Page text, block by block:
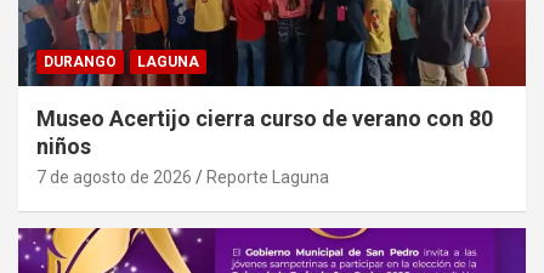
DURANGO LAGUNA
Museo Acertijo cierra curso de verano con 80
niños
7 de agosto de 2026 Reporte Laguna